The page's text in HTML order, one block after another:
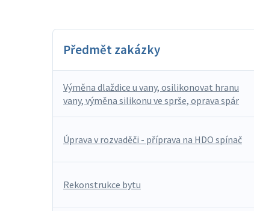
Předmět zakázky
Výměna dlaždice u vany, osilikonovat hranu
vany, výměna silikonu ve sprše, oprava spár
Úprava v rozvaděči - příprava na HDO spínač
Rekonstrukce bytu